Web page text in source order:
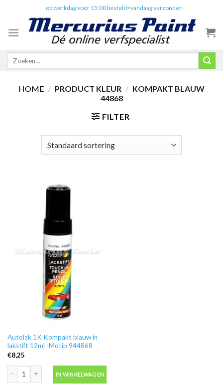
content
op werkdag voor 15:00 besteld=vandaag verzonden
Zoeken
HOME / PRODUCT KLEUR / KOMPAKT BLAUW
44868
FILTER
Autolak 1K Kompakt blauw in
lakstift 12ml -Motip 944868
€8,25
IN WINKELWAGEN